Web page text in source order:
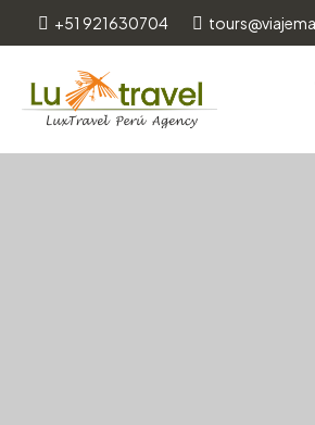
+51 921630704